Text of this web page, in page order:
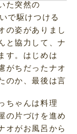
た突然の
で駆けつける
の姿がありまし
と協力して、ナ
す。はじめは
がちだったナオ
のか、最後は言
ちゃんは料理
の片づけを進め
オがお風呂から